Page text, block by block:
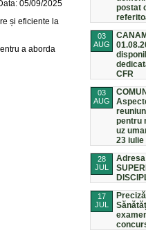
05/09/2025
și eficiente la
a aborda
postat
03
AUG
CFR
03
AUG
pentru
uz
23 iulie
28
JUL
Adresa
17
JUL